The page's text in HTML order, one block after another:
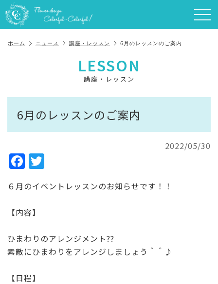
ホーム ニュース 講座・レッスン 6月のレッスンのご案内
LESSON
講座・レッスン
6月のレッスンのご案内
2022/05/30
F
a
c
e
b
o
o
k
it
６月のイベントレッスンのお知らせです！！
【内容】
ひまわりのアレンジメント??
素敵にひまわりをアレンジしましょう＾＾♪
【日程】